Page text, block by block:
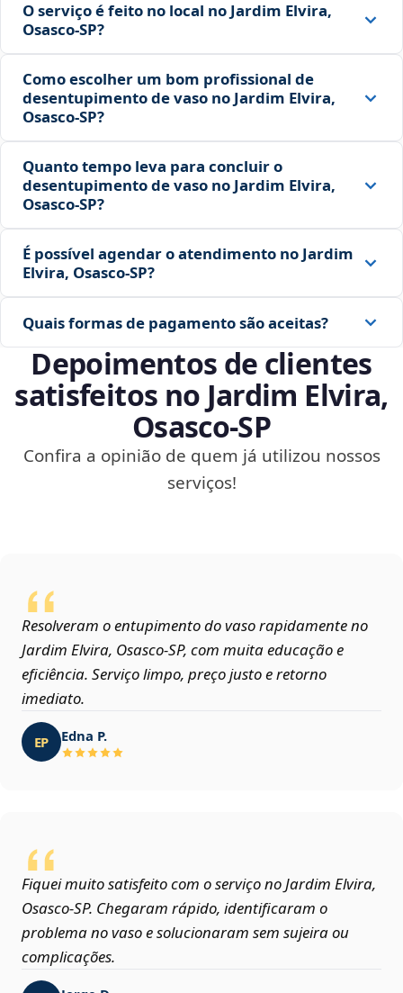
O serviço é feito no local no Jardim Elvira,
Osasco‑SP?
Como escolher um bom profissional de
desentupimento de vaso no Jardim Elvira,
Osasco‑SP?
Quanto tempo leva para concluir o
desentupimento de vaso no Jardim Elvira,
Osasco‑SP?
É possível agendar o atendimento no Jardim
Elvira, Osasco‑SP?
Quais formas de pagamento são aceitas?
Depoimentos de clientes
satisfeitos no Jardim Elvira,
Osasco‑SP
Confira a opinião de quem já utilizou nossos
serviços!
Resolveram o entupimento do vaso rapidamente no
Jardim Elvira, Osasco‑SP, com muita educação e
eficiência. Serviço limpo, preço justo e retorno
imediato.
EP Edna P.
Fiquei muito satisfeito com o serviço no Jardim Elvira,
Osasco‑SP. Chegaram rápido, identificaram o
problema no vaso e solucionaram sem sujeira ou
complicações.